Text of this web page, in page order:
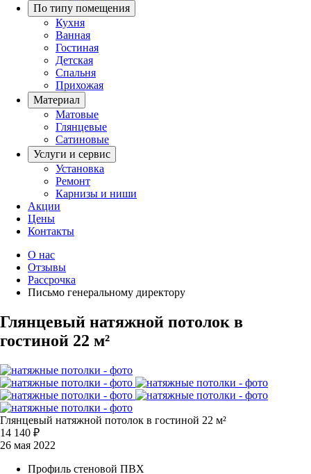
По типу помещения
Кухня
Ванная
Гостиная
Детская
Спальня
Прихожая
Материал
Матовые
Глянцевые
Сатиновые
Услуги и сервис
Установка
Ремонт
Карнизы и ниши
Акции
Цены
Контакты
О нас
Отзывы
Рассрочка
Письмо генеральному директору
Глянцевый натяжной потолок в
гостиной 22 м²
Глянцевый натяжной потолок в гостиной 22 м²
14 140 ₽
26 мая 2022
Профиль стеновой ПВХ